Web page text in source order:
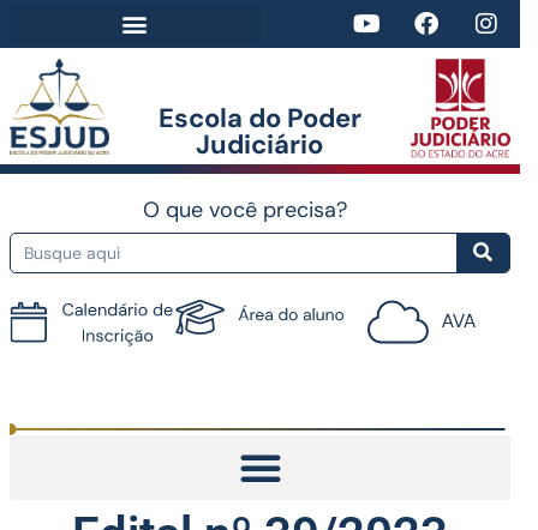
Escola do Poder
Judiciário​
O que você precisa?